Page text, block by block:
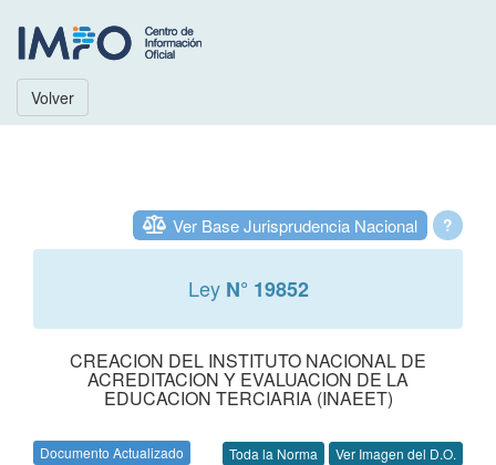
Volver
?
Ver Base Jurisprudencia Nacional
Ley N° 19852
CREACION DEL INSTITUTO NACIONAL DE
ACREDITACION Y EVALUACION DE LA
EDUCACION TERCIARIA (INAEET)
Documento Actualizado Toda la Norma Ver Imagen del D.O.